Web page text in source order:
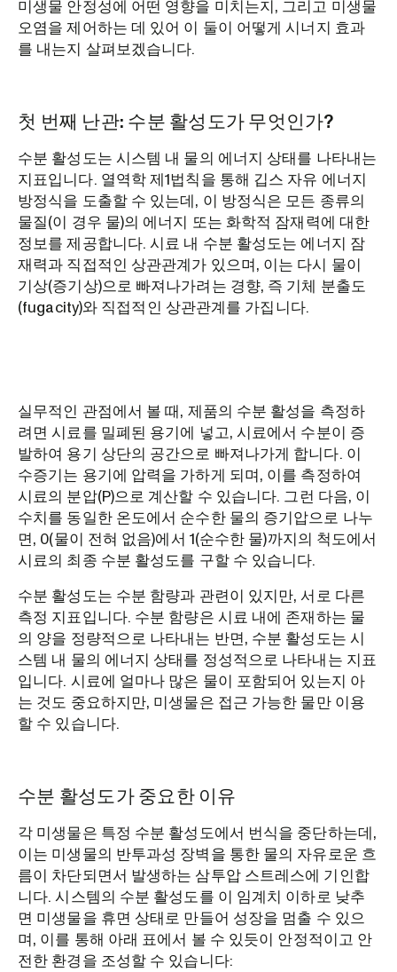
미생물 안정성에 어떤 영향을 미치는지, 그리고 미생물
오염을 제어하는 데 있어 이 둘이 어떻게 시너지 효과
를 내는지 살펴보겠습니다.
첫 번째 난관: 수분 활성도가 무엇인가?
수분 활성도는 시스템 내 물의 에너지 상태를 나타내는
지표입니다. 열역학 제1법칙을 통해 깁스 자유 에너지
방정식을 도출할 수 있는데, 이 방정식은 모든 종류의
물질(이 경우 물)의 에너지 또는 화학적 잠재력에 대한
정보를 제공합니다. 시료 내 수분 활성도는 에너지 잠
재력과 직접적인 상관관계가 있으며, 이는 다시 물이
기상(증기상)으로 빠져나가려는 경향, 즉 기체 분출도
(fugacity)와 직접적인 상관관계를 가집니다.
실무적인 관점에서 볼 때, 제품의 수분 활성을 측정하
려면 시료를 밀폐된 용기에 넣고, 시료에서 수분이 증
발하여 용기 상단의 공간으로 빠져나가게 합니다. 이
수증기는 용기에 압력을 가하게 되며, 이를 측정하여
시료의 분압(P)으로 계산할 수 있습니다. 그런 다음, 이
수치를 동일한 온도에서 순수한 물의 증기압으로 나누
면, 0(물이 전혀 없음)에서 1(순수한 물)까지의 척도에서
시료의 최종 수분 활성도를 구할 수 있습니다.
수분 활성도는 수분 함량과 관련이 있지만, 서로 다른
측정 지표입니다. 수분 함량은 시료 내에 존재하는 물
의 양을 정량적으로 나타내는 반면, 수분 활성도는 시
스템 내 물의 에너지 상태를 정성적으로 나타내는 지표
입니다. 시료에 얼마나 많은 물이 포함되어 있는지 아
는 것도 중요하지만, 미생물은 접근 가능한 물만 이용
할 수 있습니다.
수분 활성도가 중요한 이유
각 미생물은 특정 수분 활성도에서 번식을 중단하는데,
이는 미생물의 반투과성 장벽을 통한 물의 자유로운 흐
름이 차단되면서 발생하는 삼투압 스트레스에 기인합
니다. 시스템의 수분 활성도를 이 임계치 이하로 낮추
면 미생물을 휴면 상태로 만들어 성장을 멈출 수 있으
며, 이를 통해 아래 표에서 볼 수 있듯이 안정적이고 안
전한 환경을 조성할 수 있습니다: